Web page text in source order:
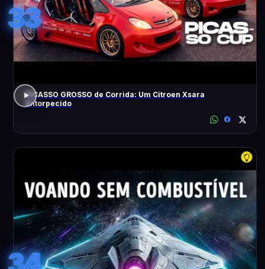
33
PICASSO GROSSO de Corrida: Um Citroen Xsara
Entorpecido